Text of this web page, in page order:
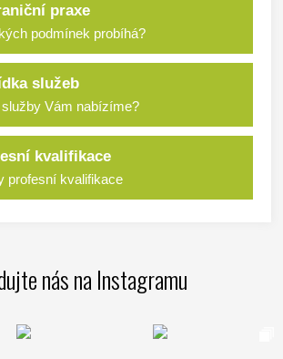
praxe
podmínek probíhá?
služeb
Vám nabízíme?
kvalifikace
profesní kvalifikace
nás na Instagramu